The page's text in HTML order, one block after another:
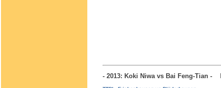
- 2013: Koki Niwa vs Bai Feng-Tian -